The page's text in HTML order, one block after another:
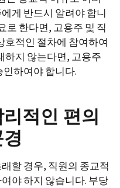
게 반드시 알려야 합니
로 한다면, 고용주 및 직
호적인 절차에 참여하여
하지 않는다면, 고용주
하여야 합니다.
적인 편의
할 경우, 직원의 종교적
야 하지 않습니다. 부당